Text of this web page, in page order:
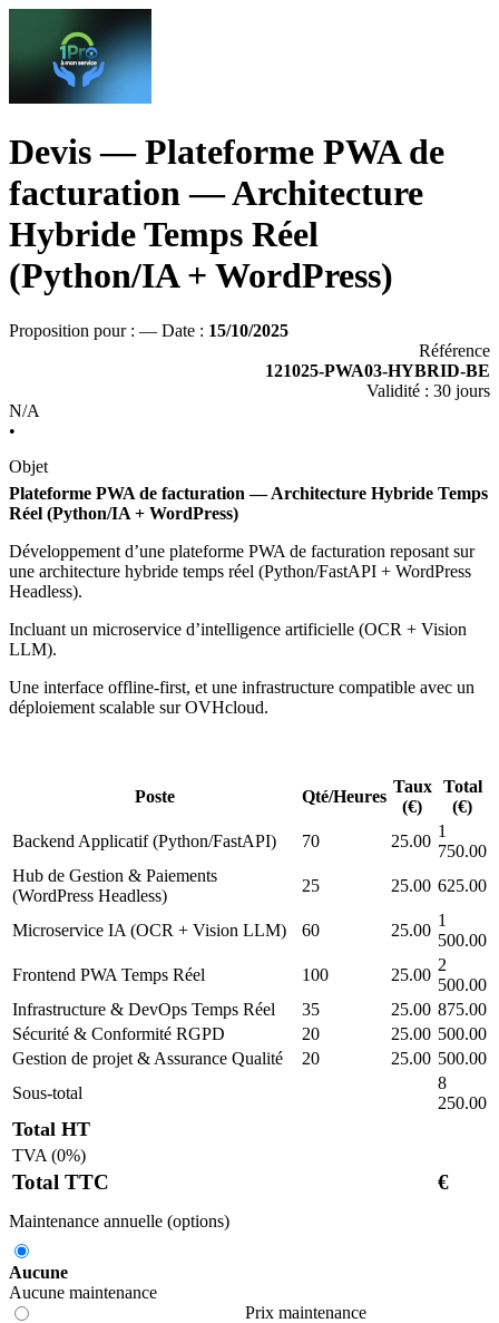
Devis — Plateforme PWA de
facturation — Architecture
Hybride Temps Réel
(Python/IA + WordPress)
Proposition pour : — Date : 15/10/2025
Référence
121025-PWA03-HYBRID-BE
Validité : 30 jours
N/A
•
Objet
Plateforme PWA de facturation — Architecture Hybride Temps
Réel (Python/IA + WordPress)
Développement d’une plateforme PWA de facturation reposant sur
une architecture hybride temps réel (Python/FastAPI + WordPress
Headless).
Incluant un microservice d’intelligence artificielle (OCR + Vision
LLM).
Une interface offline-first, et une infrastructure compatible avec un
déploiement scalable sur OVHcloud.
Poste Qté/Heures
Taux
(€)
Total
(€)
Backend Applicatif (Python/FastAPI)
70 25.00
1
750.00
Hub de Gestion & Paiements
(WordPress Headless)
25 25.00 625.00
Microservice IA (OCR + Vision LLM) 60 25.00
1
500.00
Frontend PWA Temps Réel
100 25.00
2
500.00
Infrastructure & DevOps Temps Réel
35 25.00 875.00
Sécurité & Conformité RGPD
20 25.00 500.00
Gestion de projet & Assurance Qualité
20 25.00 500.00
Sous-total
8
250.00
Total HT
TVA (0%)
Total TTC €
Maintenance annuelle (options)
Aucune
Aucune maintenance
Prix maintenance